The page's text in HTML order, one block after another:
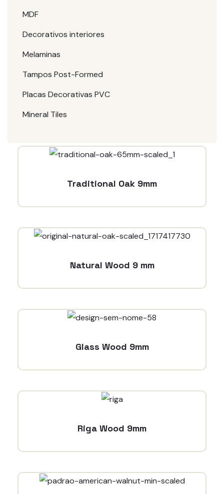
MDF
Decorativos interiores
Melaminas
Tampos Post-Formed
Placas Decorativas PVC
Mineral Tiles
Traditional Oak 9mm
Natural Wood 9 mm
Glass Wood 9mm
Riga Wood 9mm